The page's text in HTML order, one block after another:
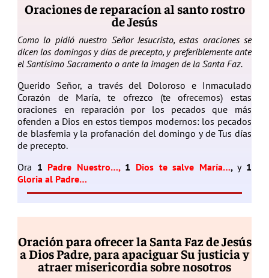
Oraciones de reparacíon al santo rostro
de Jesús
Como lo pidió nuestro Señor Jesucristo, estas oraciones se
dicen los domingos y días de precepto, y preferiblemente ante
el Santísimo Sacramento o ante la imagen de la Santa Faz.
Querido Señor, a través del Doloroso e Inmaculado
Corazón de María, te ofrezco (te ofrecemos) estas
oraciones en reparación por los pecados que más
ofenden a Dios en estos tiempos modernos: los pecados
de blasfemia y la profanación del domingo y de Tus días
de precepto.
Ora 1 Padre Nuestro…, 1 Dios te salve María…,y 1
Gloria al Padre…
Oración para ofrecer la Santa Faz de Jesús
a Dios Padre, para apaciguar Su justicia y
atraer misericordia sobre nosotros